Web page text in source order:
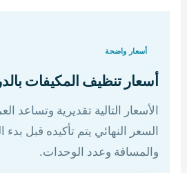
أسعار واضحة
أسعار تنظيف المكيفات بالدرب
الأسعار التالية تقديرية وتساعد
السعر النهائي يتم تأكيده قبل
والمسافة وعدد الوحدات.